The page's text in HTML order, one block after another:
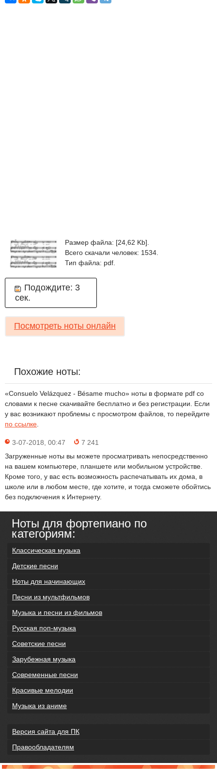
Размер файла: [24,62 Kb].
Всего скачали человек: 1534.
Тип файла: pdf.
Подождите: 3
сек.
Посмотреть ноты онлайн
Похожие ноты:
«Consuelo Velázquez - Bésame mucho» ноты в формате pdf со
словами к песне скачивайте бесплатно и без регистрации. Если
у вас возникают проблемы с просмотром файлов, то перейдите
по ссылке
3-07-2018, 00:47
7 241
Загруженные ноты вы можете просматривать непосредственно
на вашем компьютере, планшете или мобильном устройстве.
Кроме того, у вас есть возможность распечатывать их дома, в
школе или в любом месте, где хотите, и тогда сможете обойтись
без подключения к Интернету.
Ноты для фортепиано по
категориям:
Классическая музыка
Детские песни
Ноты для начинающих
Песни из мультфильмов
Музыка и песни из фильмов
Русская поп-музыка
Советские песни
Зарубежная музыка
Современные песни
Красивые мелодии
Музыка из аниме
Версия сайта для ПК
Правообладателям